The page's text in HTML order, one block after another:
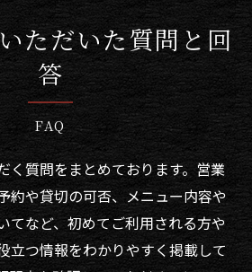
ただいた質問と回
答
FAQ
く質問をまとめております。営業
約や貸切の可否、メニュー内容や
てなど、初めてご利用される方や
立つ情報をわかりやすく掲載して